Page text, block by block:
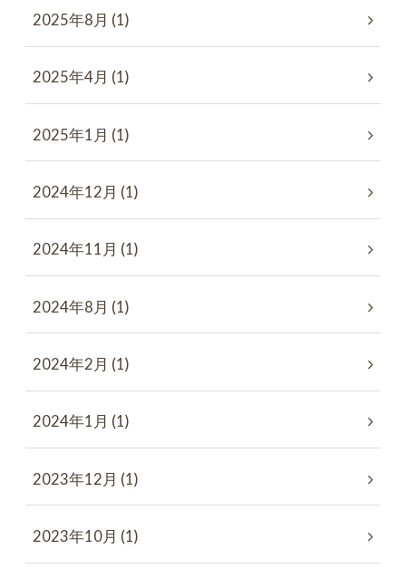
2025年8月 (1)
2025年4月 (1)
2025年1月 (1)
2024年12月 (1)
2024年11月 (1)
2024年8月 (1)
2024年2月 (1)
2024年1月 (1)
2023年12月 (1)
2023年10月 (1)